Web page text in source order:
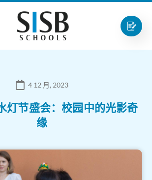
4 12 月, 2023
灯节盛会：校园中的光影奇
缘